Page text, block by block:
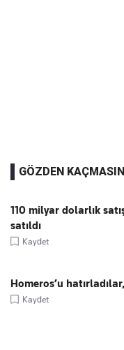
GÖZDEN KAÇMASIN
110 milyar dolarlık
satıldı
Kaydet
Homeros’u
Kaydet